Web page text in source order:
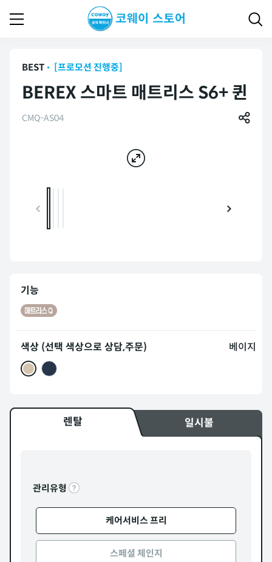
BEST [프로모션 진행중]
BEREX 스마트 매트리스 S6+ 퀸
CMQ-AS04
기능
색상 (선택 색상으로 상담,주문) 베이지
렌탈 일시불
관리유형
케어서비스 프리
스페셜 체인지